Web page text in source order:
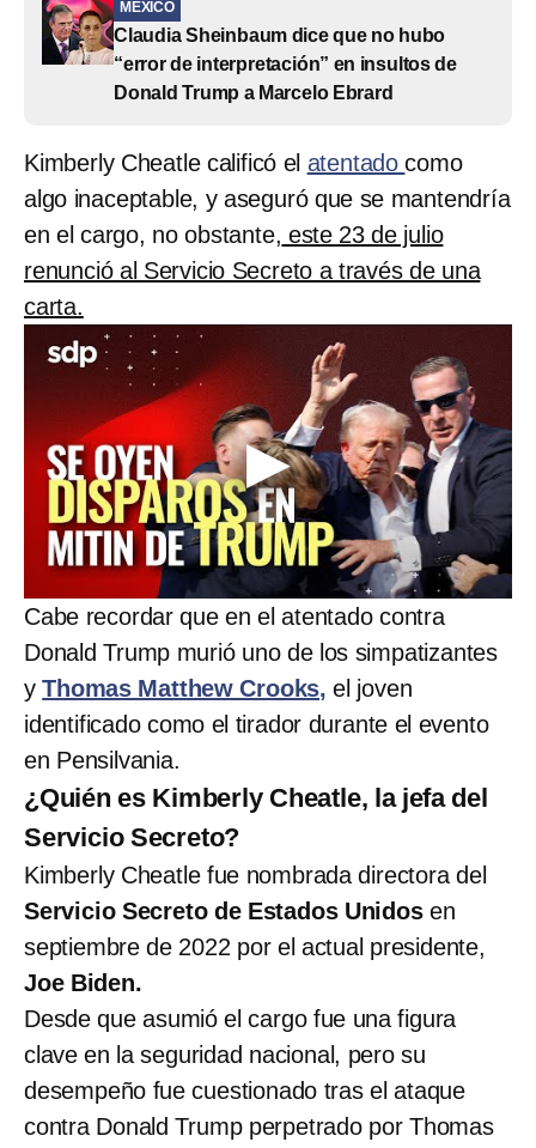
MÉXICO
Claudia Sheinbaum dice que no hubo
“error de interpretación” en insultos de
Donald Trump a Marcelo Ebrard
Kimberly Cheatle calificó el atentadocomo
algo inaceptable, y aseguró que se mantendría
en el cargo, no obstante, este 23 de julio
renunció al Servicio Secreto a través de una
carta.
Cabe recordar que en el atentado contra
Donald Trump murió uno de los simpatizantes
yThomas Matthew Crooks, el joven
identificado como el tirador durante el evento
en Pensilvania.
¿Quién es Kimberly Cheatle, la jefa del
Servicio Secreto?
Kimberly Cheatle fue nombrada directora del
Servicio Secreto de Estados Unidosen
septiembre de 2022 por el actual presidente,
Joe Biden.
Desde que asumió el cargo fue una figura
clave en la seguridad nacional, pero su
desempeño fue cuestionado tras el ataque
contra Donald Trump perpetrado por Thomas